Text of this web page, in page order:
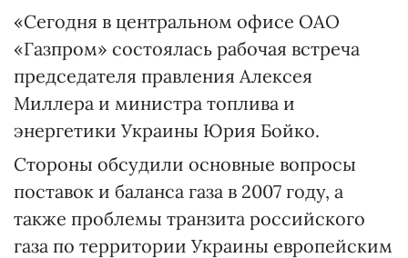
«Сегодня в центральном офисе ОАО
«Газпром» состоялась рабочая встреча
председателя правления Алексея
Миллера и министра топлива и
энергетики Украины Юрия Бойко.
Стороны обсудили основные вопросы
поставок и баланса газа в 2007 году, а
также проблемы транзита российского
газа по территории Украины европейским